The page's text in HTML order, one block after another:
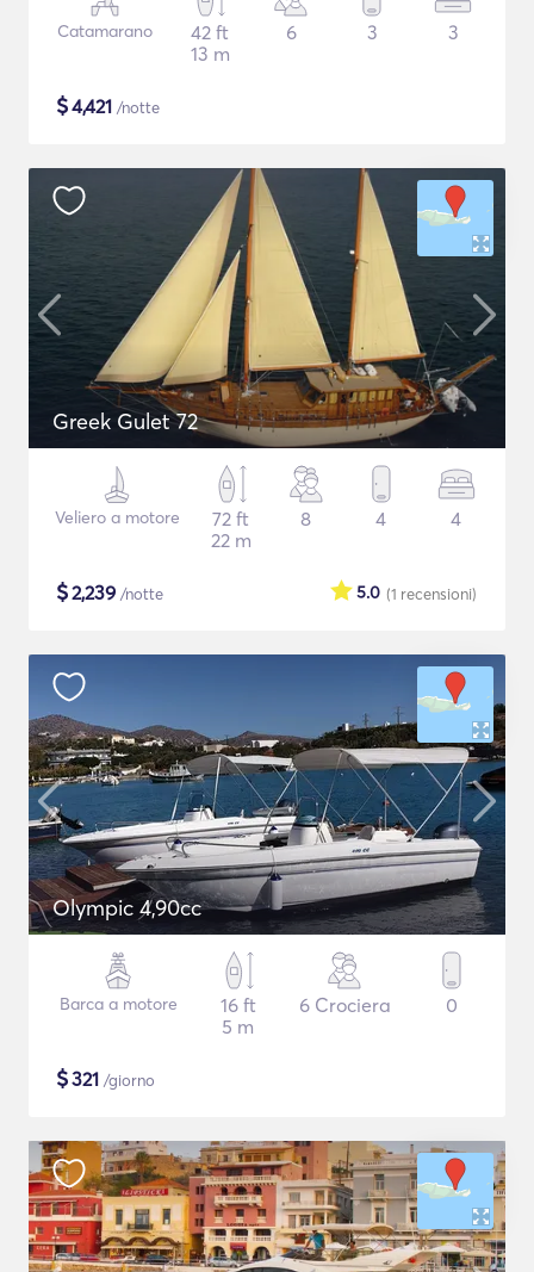
Catamarano
42 ft
13 m
6 3 3
$4,421 /notte
Greek Gulet 72
Veliero a motore
72 ft
22 m
8 4 4
$2,239 /notte (1 recensioni)
5.0
Olympic 4,90cc
Barca a motore
16 ft
5 m
6 Crociera 0
$321 /giorno